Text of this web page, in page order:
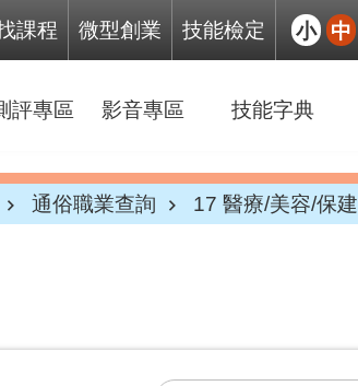
課程 微型創業 技能檢定 小 中
評專區 影音專區 技能字典
通俗職業查詢 17 醫療/美容/保建